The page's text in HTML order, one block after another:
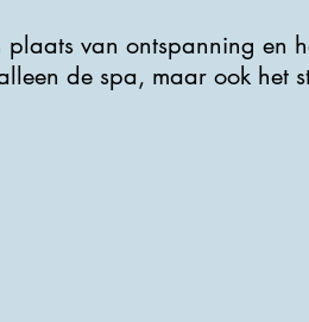
plaats van ontspanning
de spa, maar ook het